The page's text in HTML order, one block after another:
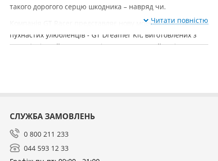
такого дорогого серцю шкодника – навряд чи.
Компанія GT Racer представляє нову модель лежаків для
пухнастих улюбленців - GT Dreamer Kit, виготовлених з
матеріалів найвищої якості, що отримав неймовірно
тваринам, а й їхнім господарям. Стильний акуратний
дизайн, різноманітність розмірного ряду та кольорів,
безсумнівно, задовольнять навіть найвибагливіших
користувачів.
Читати повністю
СЛУЖБА ЗАМОВЛЕНЬ
0 800 211 233
044 593 12 33